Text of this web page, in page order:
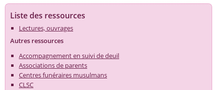
Liste des ressources
Lectures, ouvrages
Autres ressources
Accompagnement en suivi de deuil
Associations de parents
Centres funéraires musulmans
CLSC